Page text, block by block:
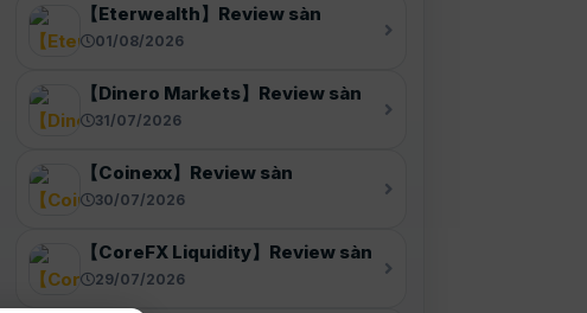
【Eterwealth】Review sàn
01/08/2026
【Dinero Markets】Review sàn
31/07/2026
【Coinexx】Review sàn
30/07/2026
【CoreFX Liquidity】Review sàn
29/07/2026